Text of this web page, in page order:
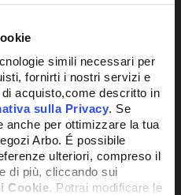
simili necessari per
fornirti i nostri servizi e
acquisto,come descritto in
sulla Privacy. Se
per ottimizzare la tua
Arbo. É possibile
ulteriori, compreso il
di più, cliccando sui
Cookie. Potrai modificare le
interessarti